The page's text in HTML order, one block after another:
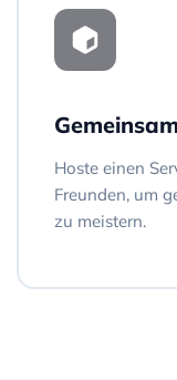
Hoste einen
Freunden, um
zu meistern.